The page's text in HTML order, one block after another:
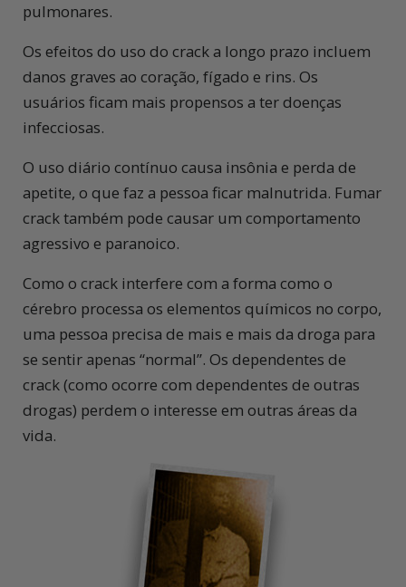
pulmonares.
Os efeitos do uso do crack a longo prazo incluem
danos graves ao coração, fígado e rins. Os
usuários ficam mais propensos a ter doenças
infecciosas.
O uso diário contínuo causa insônia e perda de
apetite, o que faz a pessoa ficar malnutrida. Fumar
crack também pode causar um comportamento
agressivo e paranoico.
Como o crack interfere com a forma como o
cérebro processa os elementos químicos no corpo,
uma pessoa precisa de mais e mais da droga para
se sentir apenas “normal”. Os dependentes de
crack (como ocorre com dependentes de outras
drogas) perdem o interesse em outras áreas da
vida.